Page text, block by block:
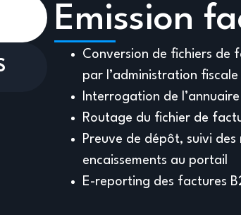
Emission
Conversion de fichiers de
par l’administration fiscale
Interrogation de
Routage du fichier de
Preuve de dépôt, suivi
encaissements au portail
E-reporting des factures